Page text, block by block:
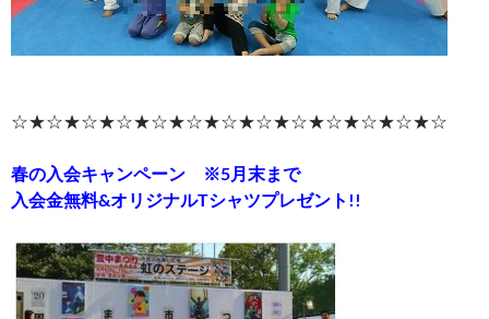
☆★☆★☆★☆★☆★☆★☆★☆★☆★☆★☆★☆★☆
春の入会キャンペーン ※5月末まで
入会金無料&オリジナルTシャツプレゼント!!